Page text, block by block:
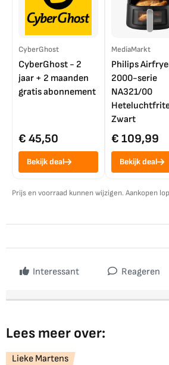
CyberGhost
CyberGhost - 2
jaar + 2 maanden
gratis abonnement
€ 45,50
Bekijk deal
MediaMarkt
Philips
2000-serie
NA321/00
Zwart
€ 109,99
Bekijk deal
Prijs en voorraad kunnen wijzigen. Aankopen
Interessant Reageren
Lees meer over:
Lieke Martens